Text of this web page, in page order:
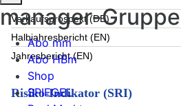
Verkaufsprospekt (DE)
Halbjahresbericht (EN)
Jahresbericht (EN)
Risiko-Indikator (SRI)
manager-Gruppe
Abo mm
Abo HBm
Shop
SPIEGEL